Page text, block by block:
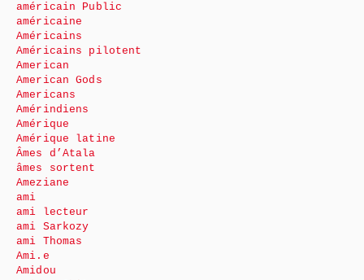
américain Public
américaine
Américains
Américains pilotent
American
American Gods
Americans
Amérindiens
Amérique
Amérique latine
Âmes d’Atala
âmes sortent
Ameziane
ami
ami lecteur
ami Sarkozy
ami Thomas
Ami.e
Amidou